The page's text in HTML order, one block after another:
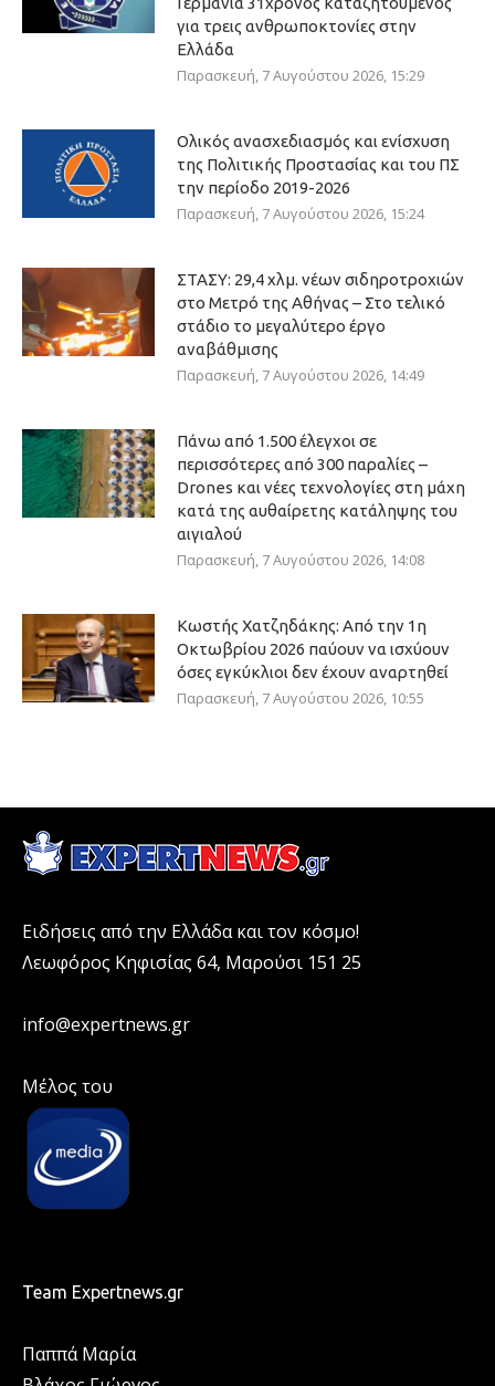
για τρεις ανθρωποκτονίες στην
Ελλάδα
Παρασκευή, 7 Αυγούστου 2026, 15:29
Ολικός ανασχεδιασμός και ενίσχυση
της Πολιτικής Προστασίας και του ΠΣ
την περίοδο 2019-2026
Παρασκευή, 7 Αυγούστου 2026, 15:24
ΣΤΑΣΥ: 29,4 χλμ. νέων σιδηροτροχιών
στο Μετρό της Αθήνας – Στο τελικό
στάδιο το μεγαλύτερο έργο
αναβάθμισης
Παρασκευή, 7 Αυγούστου 2026, 14:49
Πάνω από 1.500 έλεγχοι σε
περισσότερες από 300 παραλίες –
Drones και νέες τεχνολογίες στη μάχη
κατά της αυθαίρετης κατάληψης του
αιγιαλού
Παρασκευή, 7 Αυγούστου 2026, 14:08
Κωστής Χατζηδάκης: Από την 1η
Οκτωβρίου 2026 παύουν να ισχύουν
όσες εγκύκλιοι δεν έχουν αναρτηθεί
Παρασκευή, 7 Αυγούστου 2026, 10:55
Ειδήσεις από την Ελλάδα και τον κόσμο!
Λεωφόρος Κηφισίας 64, Μαρούσι 151 25
info@expertnews.gr
Μέλος του
Team Expertnews.gr
Παππά Μαρία